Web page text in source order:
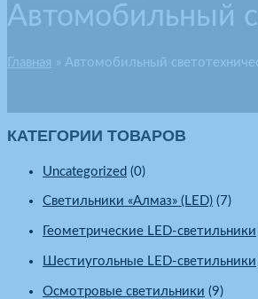
Автомобильный
Главная Автомобильный
КАТЕГОРИИ ТОВАРОВ
Uncategorized (0)
Светильники «Алмаз» (LED) (7)
Геометрические LED-светильники
Шестиугольные LED-светильники
Осмотровые светильники (9)